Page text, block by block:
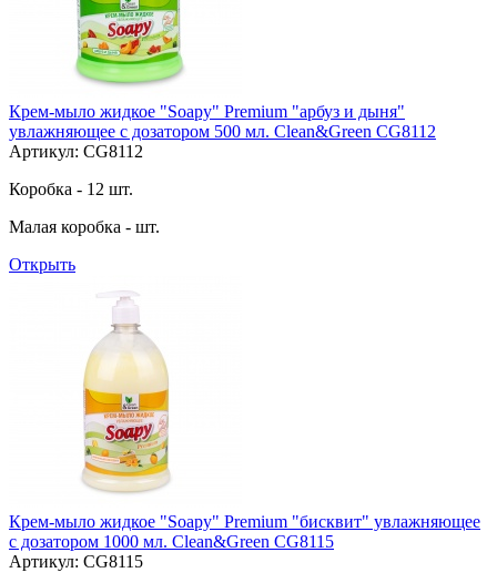
Крем-мыло жидкое "Soapy" Premium "арбуз и дыня"
увлажняющее с дозатором 500 мл. Clean&Green CG8112
Артикул: CG8112
Коробка - 12 шт.
Малая коробка - шт.
Открыть
Крем-мыло жидкое "Soapy" Premium "бисквит" увлажняющее
с дозатором 1000 мл. Clean&Green CG8115
Артикул: CG8115